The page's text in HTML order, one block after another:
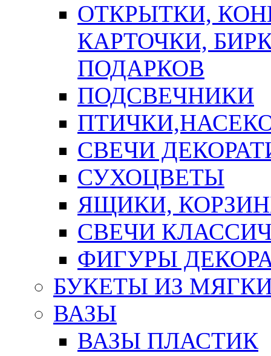
ОТКРЫТКИ,
КАРТОЧКИ,
ПОДАРКОВ
ПОДСВЕЧНИКИ
СВЕЧИ
СУХОЦВЕТЫ
ЯЩИКИ,
СВЕЧИ
ФИГУРЫ
БУКЕТЫ ИЗ
ВАЗЫ
ВАЗЫ ПЛАСТИК